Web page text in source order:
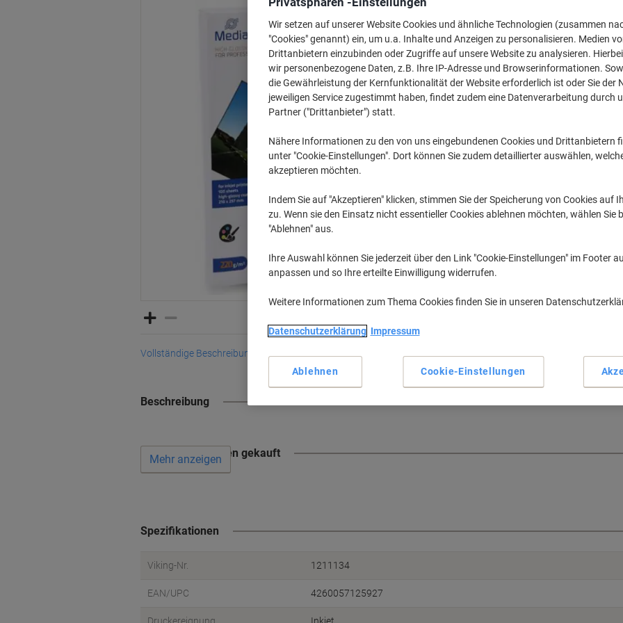
Vollständige Beschreibung lesen
33,31 € inkl. USt
Menge exkl. USt
1-2 Stück 28,99 €
5+ Stück 27,99 € -3%
Versand durch Lieferanten
Zu einer Liste
Lieferinformationen
Beschreibung
Wird oft zusammen gekauft
Mehr anzeigen
Spezifikationen
Viking-Nr. 1211134
EAN/UPC 4260057125927
Wir setzen auf unserer Website Cookies und ähnliche Technologien (zusammen
"Cookies" genannt) ein, um u.a. Inhalte und Anzeigen zu personalisieren. Medien
Drittanbietern einzubinden oder Zugriffe auf unsere Website zu analysieren.
wir personenbezogene Daten, z.B. Ihre IP-Adresse und Browserinformationen.
die Gewährleistung der Kernfunktionalität der Website erforderlich ist oder Sie der
jeweiligen Service zugestimmt haben, findet zudem eine Datenverarbeitung durch
Partner ("Drittanbieter") statt.
Nähere Informationen zu den von uns eingebundenen Cookies und Drittanbietern
unter "Cookie-Einstellungen". Dort können Sie zudem detaillierter auswählen,
akzeptieren möchten.
Indem Sie auf "Akzeptieren" klicken, stimmen Sie der Speicherung von Cookies auf
zu. Wenn sie den Einsatz nicht essentieller Cookies ablehnen möchten, wählen Sie
"Ablehnen" aus.
Ihre Auswahl können Sie jederzeit über den Link "Cookie-Einstellungen" im Footer
anpassen und so Ihre erteilte Einwilligung widerrufen.
Weitere Informationen zum Thema Cookies finden Sie in unseren
Datenschutzerklärung Impressum
Cookie-Einstellungen
Ablehnen